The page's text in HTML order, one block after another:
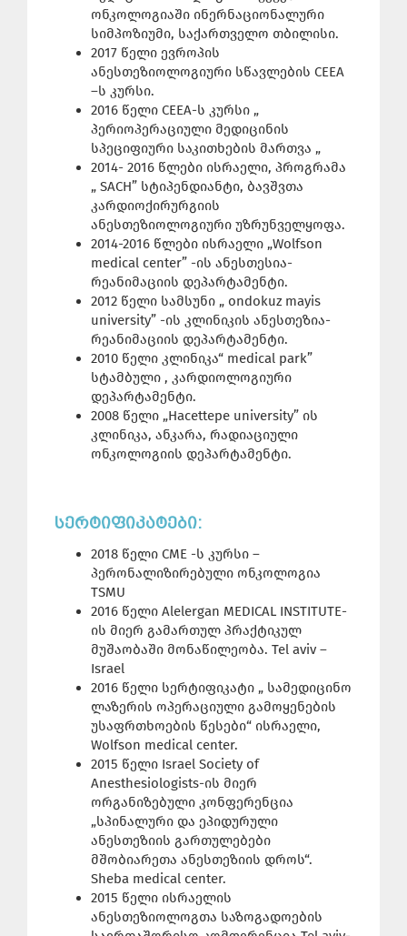
ონკოლოგიაში ინერნაციონალური
სიმპოზიუმი, საქართველო თბილისი.
2017 წელი ევროპის
ანესთეზიოლოგიური სწავლების CEEA
–ს კურსი.
2016 წელი CEEA-ს კურსი „
პერიოპერაციული მედიცინის
სპეციფიური საკითხების მართვა „
2014- 2016 წლები ისრაელი, პროგრამა
„ SACH” სტიპენდიანტი, ბავშვთა
კარდიოქირურგიის
ანესთეზიოლოგიური უზრუნველყოფა.
2014-2016 წლები ისრაელი „Wolfson
medical center” -ის ანესთესია-
რეანიმაციის დეპარტამენტი.
2012 წელი სამსუნი „ ondokuz mayis
university” -ის კლინიკის ანესთეზია-
რეანიმაციის დეპარტამენტი.
2010 წელი კლინიკა“ medical park”
სტამბული , კარდიოლოგიური
დეპარტამენტი.
2008 წელი „Hacettepe university” ის
კლინიკა, ანკარა, რადიაციული
ონკოლოგიის დეპარტამენტი.
ᲡᲔᲠᲢᲘᲤᲘᲙᲐᲢᲔᲑᲘ:
2018 წელი CME -ს კურსი –
პერონალიზირებული ონკოლოგია
TSMU
2016 წელი Alelergan MEDICAL INSTITUTE-
ის მიერ გამართულ პრაქტიკულ
მუშაობაში მონაწილეობა. Tel aviv –
Israel
2016 წელი სერტიფიკატი „ სამედიცინო
ლაზერის ოპერაციული გამოყენების
უსაფრთხოების წესები“ ისრაელი,
Wolfson medical center.
2015 წელი Israel Society of
Anesthesiologists-ის მიერ
ორგანიზებული კონფერენცია
„სპინალური და ეპიდურული
ანესთეზიის გართულებები
მშობიარეთა ანესთეზიის დროს“.
Sheba medical center.
2015 წელი ისრაელის
ანესთეზიოლოგთა საზოგადოების